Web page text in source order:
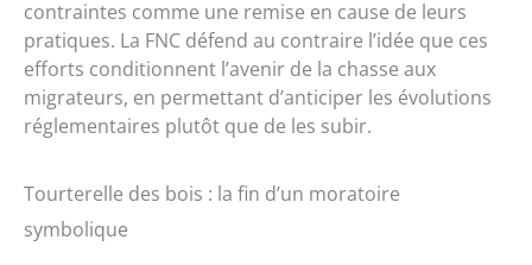
contraintes comme une remise en cause de leurs
pratiques. La FNC défend au contraire l’idée que ces
efforts conditionnent l’avenir de la chasse aux
migrateurs, en permettant d’anticiper les évolutions
réglementaires plutôt que de les subir.
Tourterelle des bois : la fin d’un moratoire
symbolique